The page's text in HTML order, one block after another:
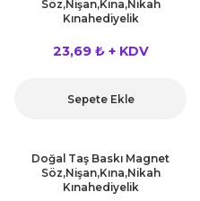
Söz,Nişan,Kına,Nikah
Kınahediyelik
23,69 ₺ + KDV
Sepete Ekle
Doğal Taş Baskı Magnet
Söz,Nişan,Kına,Nikah
Kınahediyelik